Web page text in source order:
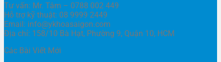
Tư vấn: Mr. Tâm – 0788 002 449
Hỗ trợ kỹ thuật: 08 9999 2449
Email: info@ykhoasaigon.com
Địa chỉ: 158/10 Bà Hạt, Phường 9, Quận 10, HCM
Các Bài Viết Mới